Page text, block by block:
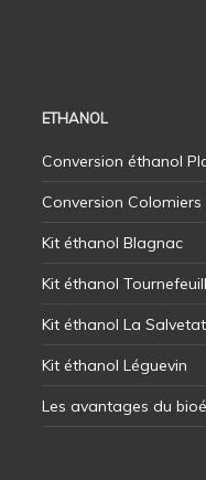
ETHANOL
Conversion éthanol
Conversion Colomiers
Kit éthanol Blagnac
Kit éthanol
Kit éthanol La
Kit éthanol Léguevin
Les avantages du